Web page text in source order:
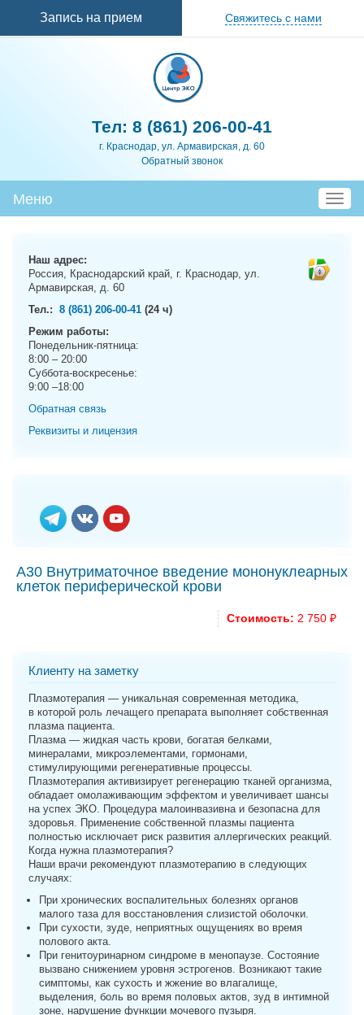
Запись на прием Свяжитесь с нами
Тел: 8 (861) 206-00-41
г. Краснодар, ул. Армавирская, д. 60
Обратный звонок
T
o
Меню
Наш адрес:
Россия, Краснодарский край, г. Краснодар, ул.
Армавирская, д. 60
Тел.: 8 (861) 206-00-41 (24 ч)
Режим работы:
Понедельник-пятница:
8:00 – 20:00
Суббота-воскресенье:
9:00 –18:00
Обратная связь
Реквизиты и лицензия
А30 Внутриматочное введение мононуклеарных
клеток периферической крови
Стоимость: 2 750 ₽
Клиенту на заметку
Плазмотерапия — уникальная современная методика,
в которой роль лечащего препарата выполняет собственная
плазма пациента.
Плазма — жидкая часть крови, богатая белками,
минералами, микроэлементами, гормонами,
стимулирующими регенеративные процессы.
Плазмотерапия активизирует регенерацию тканей организма,
обладает омолаживающим эффектом и увеличивает шансы
на успех ЭКО. Процедура малоинвазивна и безопасна для
здоровья. Применение собственной плазмы пациента
полностью исключает риск развития аллергических реакций.
Когда нужна плазмотерапия?
Наши врачи рекомендуют плазмотерапию в следующих
случаях:
При хронических воспалительных болезнях органов
малого таза для восстановления слизистой оболочки.
При сухости, зуде, неприятных ощущениях во время
полового акта.
При генитоуринарном синдроме в менопаузе. Состояние
вызвано снижением уровня эстрогенов. Возникают такие
симптомы, как сухость и жжение во влагалище,
выделения, боль во время половых актов, зуд в интимной
зоне, нарушение функции мочевого пузыря.